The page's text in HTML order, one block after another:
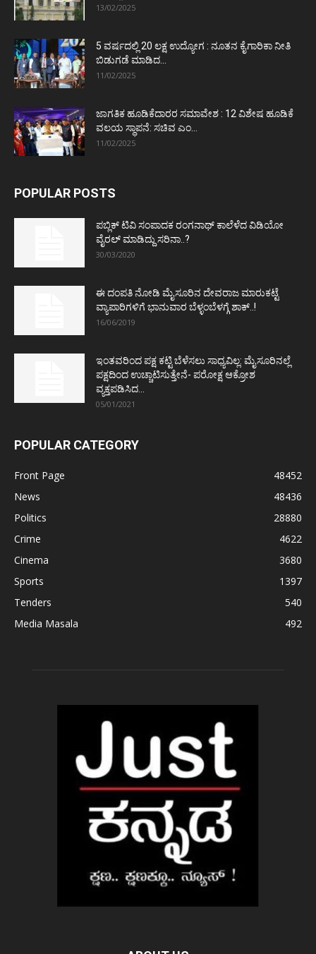
13/02/2025
5 ವರ್ಷದಲ್ಲಿ 20 ಲಕ್ಷ ಉದ್ಯೋಗ : ನೂತನ ಕೈಗಾರಿಕಾ ನೀತಿ
ಬಿಡುಗಡೆ ಮಾಡಿದ...
11/02/2025
ಜಾಗತಿಕ ಹೂಡಿಕೆದಾರರ ಸಮಾವೇಶ : 12 ವಿಶೇಷ ಹೂಡಿಕೆ
ವಲಯ ಸ್ಥಾಪನೆ: ಸಚಿವ ಎಂ...
11/02/2025
POPULAR POSTS
ಪಬ್ಲಿಕ್ ಟಿವಿ ಸಂಪಾದಕ ರಂಗನಾಥ್ ಕಾಲೆಳೆದ ವಿಡಿಯೋ
ವೈರಲ್ ಮಾಡಿದ್ದು ಸರಿನಾ..?
30/03/2020
ಈ ದಂಪತಿ ನೋಡಿ ಮೈಸೂರಿನ ದೇವರಾಜ ಮಾರುಕಟ್ಟೆ
ವ್ಯಾಪಾರಿಗಳಿಗೆ ಭಾನುವಾರ ಬೆಳ್ಳಂಬೆಳಗ್ಗೆ ಶಾಕ್..!
16/06/2019
ಇಂತವರಿಂದ ಪಕ್ಷ ಕಟ್ಟಿ ಬೆಳೆಸಲು ಸಾಧ್ಯವಿಲ್ಲ: ಮೈಸೂರಿನಲ್ಲೆ
ಪಕ್ಷದಿಂದ ಉಚ್ಚಾಟಿಸುತ್ತೇನೆ- ಪರೋಕ್ಷ ಆಕ್ರೋಶ
ವ್ಯಕ್ತಪಡಿಸಿದ...
05/01/2021
POPULAR CATEGORY
Front Page
48452
News
48436
Politics
28880
Crime
4622
Cinema
3680
Sports
1397
Tenders
540
Media Masala
492